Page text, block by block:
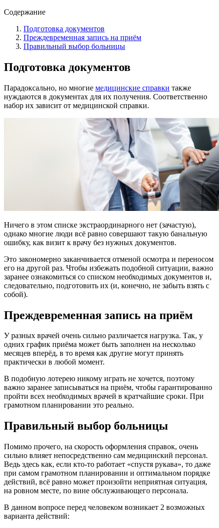
Содержание
Подготовка документов
Преждевременная запись на приём
Правильный выбор больницы
Подготовка документов
Парадоксально, но многие медицинские справки также
нуждаются в документах для их получения. Соответственно
набор их зависит от медицинской справки.
Ничего в этом списке экстраординарного нет (зачастую),
однако многие люди всё равно совершают такую банальную
ошибку, как визит к врачу без нужных документов.
Это закономерно заканчивается отменой осмотра и переносом
его на другой раз. Чтобы избежать подобной ситуации, важно
заранее ознакомиться со списком необходимых документов и,
следовательно, подготовить их (и, конечно, не забыть взять с
собой).
Преждевременная запись на приём
У разных врачей очень сильно различается нагрузка. Так, у
одних график приёма может быть заполнен на несколько
месяцев вперёд, в то время как другие могут принять
практически в любой момент.
В подобную лотерею никому играть не хочется, поэтому
важно заранее записываться на приём, чтобы гарантированно
пройти всех необходимых врачей в кратчайшие сроки. При
грамотном планировании это реально.
Правильный выбор больницы
Помимо прочего, на скорость оформления справок, очень
сильно влияет непосредственно сам медицинский персонал.
Ведь здесь как, если кто-то работает «спустя рукава», то даже
при самом грамотном планировании и оптимальном порядке
действий, всё равно может произойти неприятная ситуация,
на ровном месте, по вине обслуживающего персонала.
В данном вопросе перед человеком возникает 2 возможных
варианта действий: